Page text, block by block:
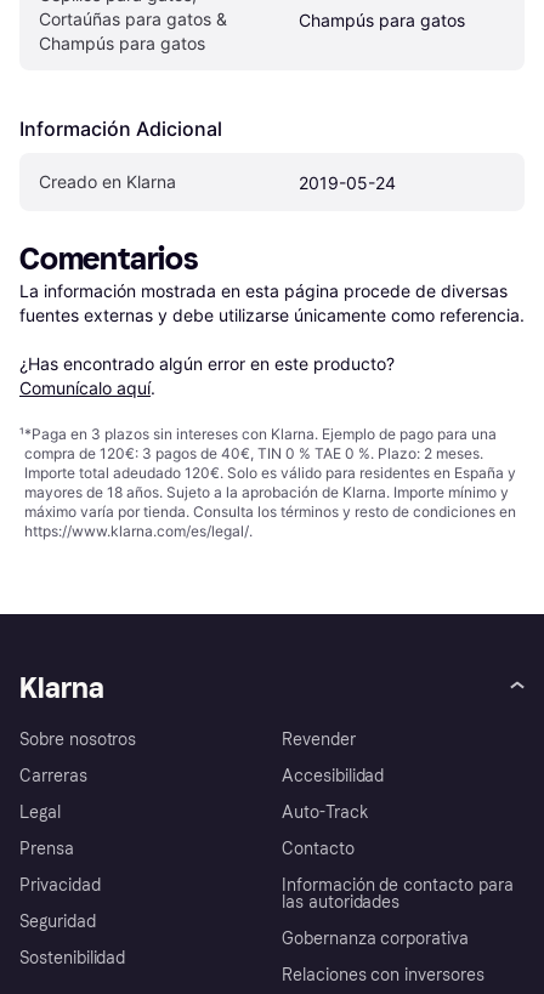
Cortaúñas para gatos &
Champús para gatos
Champús para gatos
Información Adicional
Creado en Klarna 2019-05-24
Comentarios
La información mostrada en esta página procede de diversas
fuentes externas y debe utilizarse únicamente como referencia.
¿Has encontrado algún error en este producto?
Comunícalo aquí.
¹*Paga en 3 plazos sin intereses con Klarna. Ejemplo de pago para una
compra de 120€: 3 pagos de 40€, TIN 0 % TAE 0 %. Plazo: 2 meses.
Importe total adeudado 120€. Solo es válido para residentes en España y
mayores de 18 años. Sujeto a la aprobación de Klarna. Importe mínimo y
máximo varía por tienda. Consulta los términos y resto de condiciones en
https://www.klarna.com/es/legal/.
Klarna
Sobre nosotros
Carreras
Legal
Prensa
Privacidad
Seguridad
Sostenibilidad
Revender
Accesibilidad
Auto-Track
Contacto
Información de contacto para
las autoridades
Gobernanza corporativa
Relaciones con inversores